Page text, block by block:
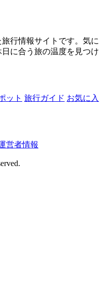
行情報サイトです。気に
に合う旅の温度を見つけ
ット 旅行ガイド お気に入
営者情報